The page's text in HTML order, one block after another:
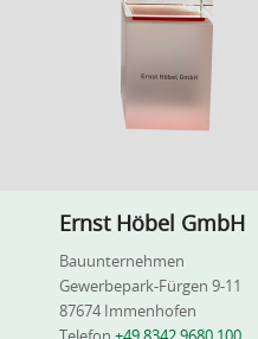
Ernst Höbel GmbH
Bauunternehmen
Gewerbepark-Fürgen 9-11
87674 Immenhofen